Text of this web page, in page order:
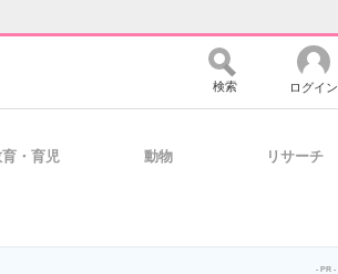
検索 ログイン
・育児 動物 リサーチ
- PR -